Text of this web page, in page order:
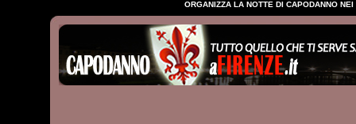
ORGANIZZA LA NOTTE DI CAPODANNO